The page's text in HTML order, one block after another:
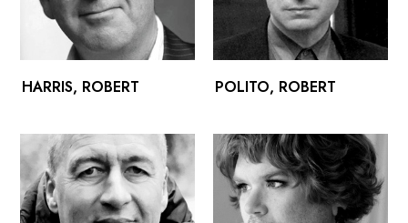
HARRIS, ROBERT POLITO, ROBERT